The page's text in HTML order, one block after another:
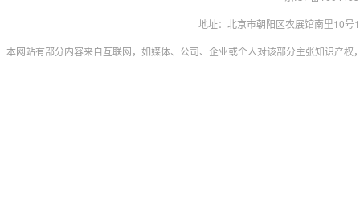
地址：北京市朝阳区农展馆南里10
本网站有部分内容来自互联网，如媒体、公司、企业或个人对该部分主张知识产